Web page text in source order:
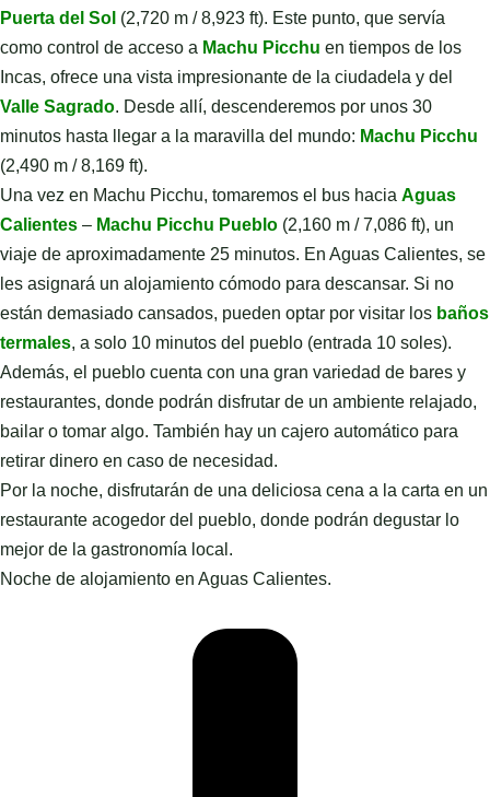
Puerta del Sol (2,720 m / 8,923 ft). Este punto, que servía
como control de acceso a Machu Picchu en tiempos de los
Incas, ofrece una vista impresionante de la ciudadela y del
Valle Sagrado. Desde allí, descenderemos por unos 30
minutos hasta llegar a la maravilla del mundo: Machu Picchu
(2,490 m / 8,169 ft).
Una vez en Machu Picchu, tomaremos el bus hacia Aguas
Calientes – Machu Picchu Pueblo (2,160 m / 7,086 ft), un
viaje de aproximadamente 25 minutos. En Aguas Calientes, se
les asignará un alojamiento cómodo para descansar. Si no
están demasiado cansados, pueden optar por visitar los baños
termales, a solo 10 minutos del pueblo (entrada 10 soles).
Además, el pueblo cuenta con una gran variedad de bares y
restaurantes, donde podrán disfrutar de un ambiente relajado,
bailar o tomar algo. También hay un cajero automático para
retirar dinero en caso de necesidad.
Por la noche, disfrutarán de una deliciosa cena a la carta en un
restaurante acogedor del pueblo, donde podrán degustar lo
mejor de la gastronomía local.
Noche de alojamiento en Aguas Calientes.